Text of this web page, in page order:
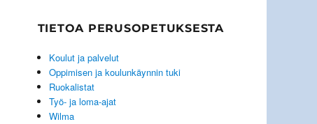
TIETOA PERUSOPETUKSESTA
Koulut ja palvelut
Oppimisen ja koulunkäynnin tuki
Ruokalistat
Työ- ja loma-ajat
Wilma